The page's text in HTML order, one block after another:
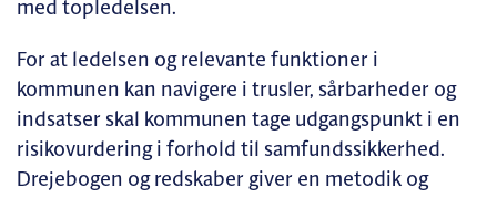
med topledelsen.
For at ledelsen og relevante funktioner i
kommunen kan navigere i trusler, sårbarheder og
indsatser skal kommunen tage udgangspunkt i en
risikovurdering i forhold til samfundssikkerhed.
Drejebogen og redskaber giver en metodik og